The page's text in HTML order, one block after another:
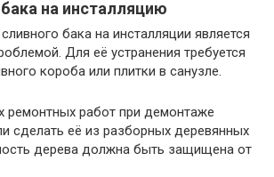
на инсталляцию
бака на инсталляции является
Для её устранения требуется
короба или плитки в санузле.
работ при демонтаже
сделать её из разборных деревянных
дерева должна быть защищена от